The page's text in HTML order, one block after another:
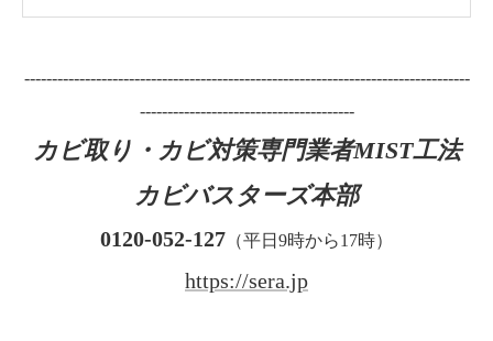
---------------------------------------------------------------------------------
---------------------------------------
カビ取り・カビ対策専門業者MIST工法
カビバスターズ本部
0120-052-127 （平日9時から17時）
https://sera.jp